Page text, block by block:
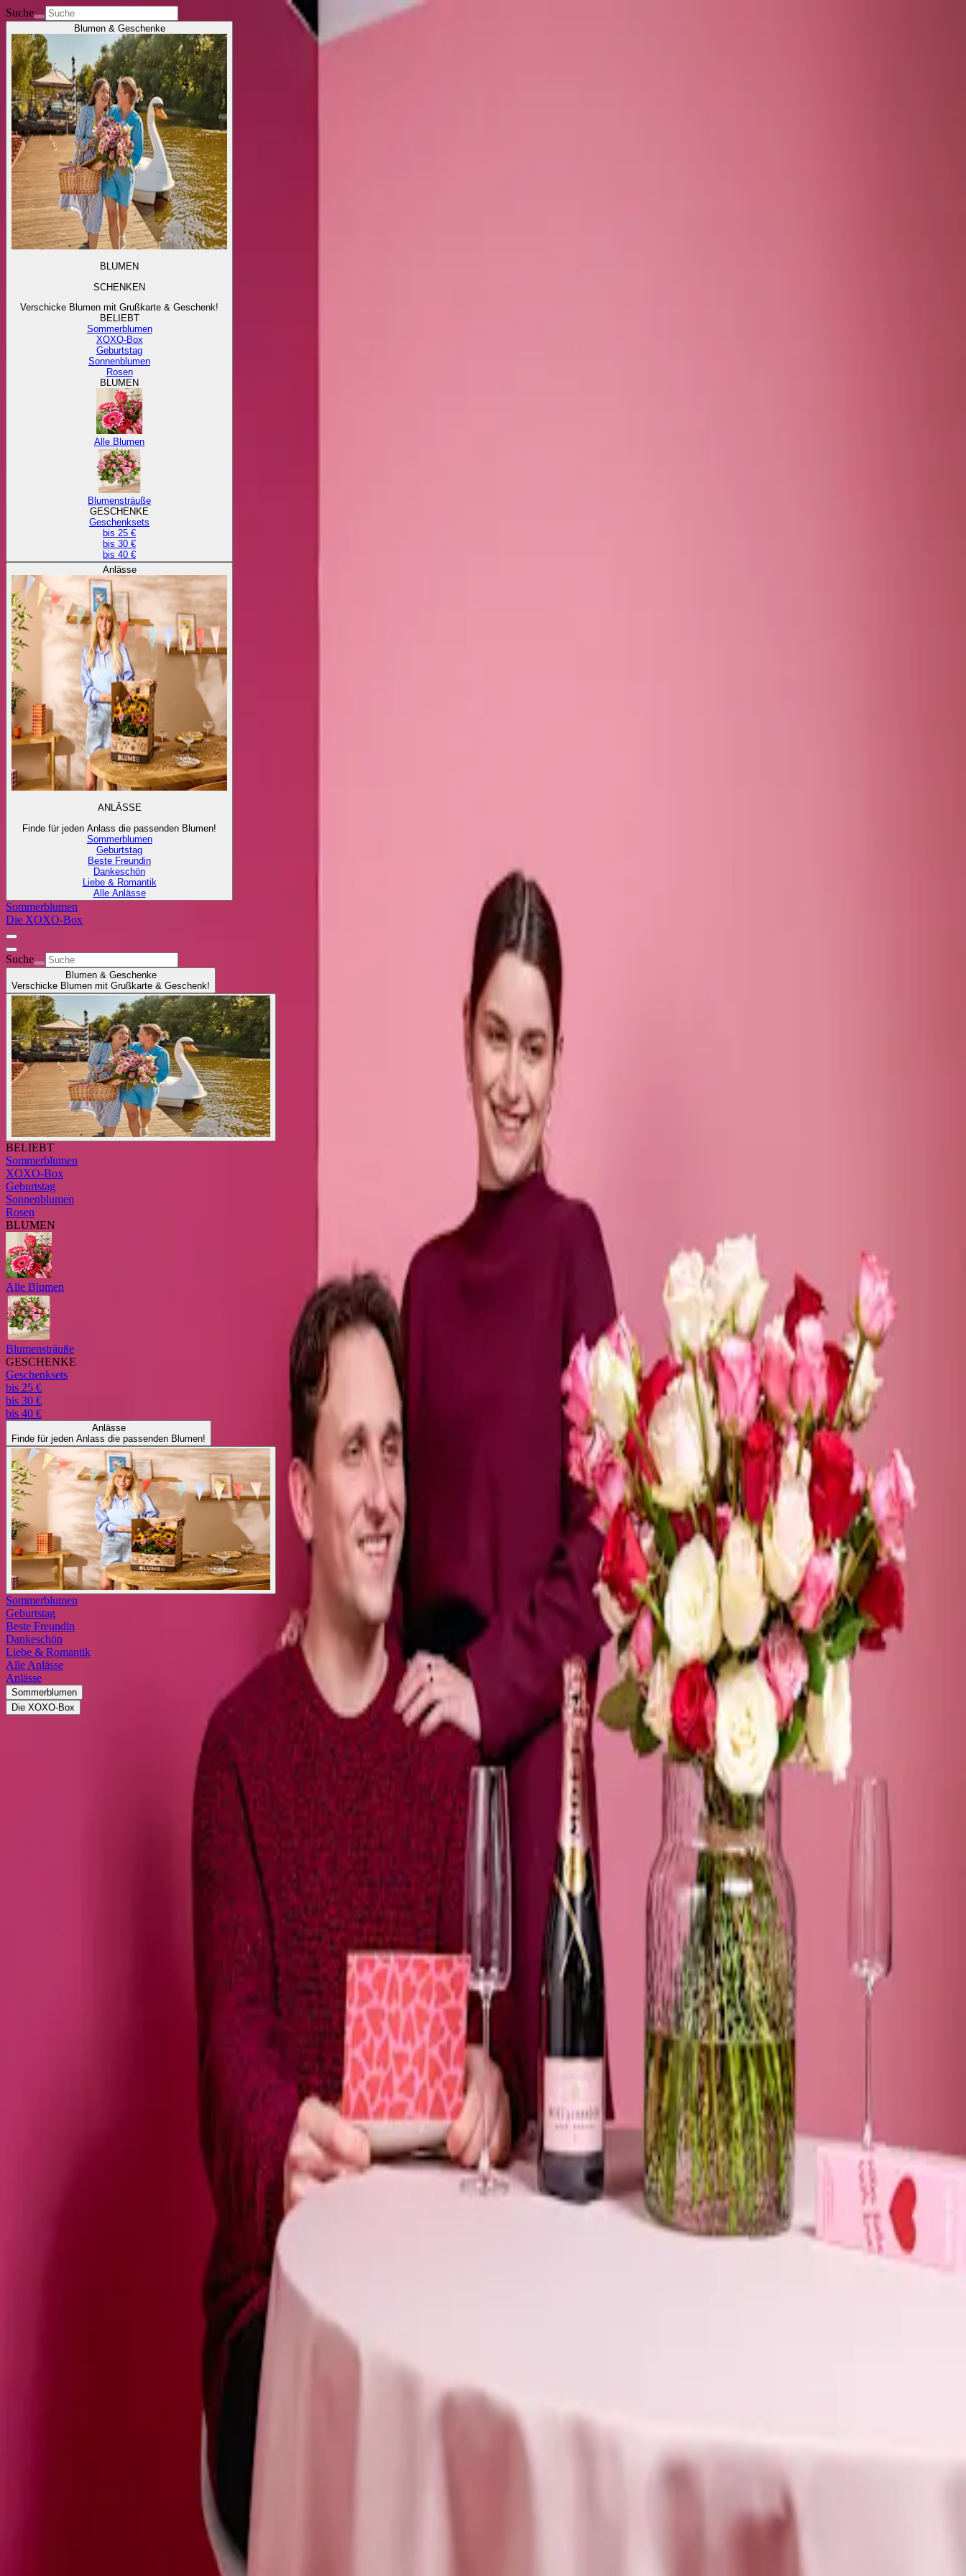
Suche
Blumen & Geschenke
BLUMEN
SCHENKEN
Verschicke Blumen mit Grußkarte & Geschenk!
BELIEBT
Sommerblumen
XOXO-Box
Geburtstag
Sonnenblumen
Rosen
BLUMEN
Alle Blumen
Blumensträuße
GESCHENKE
Geschenksets
bis 25 €
bis 30 €
bis 40 €
Anlässe
ANLÄSSE
Finde für jeden Anlass die passenden Blumen!
Sommerblumen
Geburtstag
Beste Freundin
Dankeschön
Liebe & Romantik
Alle Anlässe
Sommerblumen
Die XOXO-Box
Suche
Blumen & Geschenke
Verschicke Blumen mit Grußkarte & Geschenk!
BELIEBT
Sommerblumen
XOXO-Box
Geburtstag
Sonnenblumen
Rosen
BLUMEN
Alle Blumen
Blumensträuße
GESCHENKE
Geschenksets
bis 25 €
bis 30 €
bis 40 €
Anlässe
Finde für jeden Anlass die passenden Blumen!
Sommerblumen
Geburtstag
Beste Freundin
Dankeschön
Liebe & Romantik
Alle Anlässe
Anlässe
Sommerblumen
Die XOXO-Box
Rote Rosen Strauß - das zeitlose Geschenk
Was gibt es Schöneres als einen Strauß rote Rosen? Kaum eine andere Blume hat in Sachen Beliebtheit die Jahre so gekonnt überdauert wie die zeitlose Rose. Mit ihren dichten Blüten und leuchtenden Farben ist
Bedeutung beim Verschenken von roten Rosen
Die rote Rose ist das ultimative Zeichen der romantischen Liebe und Leidenschaft. Seit Jahrhunderten werden rote Rosen verwendet, um Gefühle von Liebe, Verlangen und Zuneigung auszudrücken. Sie sind
perfekte Geschenke für besondere Anlässe wieValentinstag
oder um einfach geliebten Menschen zu zeigen, wie sehr man sie schätzt. Ein "Ich liebe dich" drückst du zum Beispiel ganz
Rote Rosen als Strauß symbolisieren Zuneigung und Wertschätzung, aber auch Exklusivität. Aus diesem Grund erfreuen sie sich als Geschenk an Feiertagen größter Beliebtheit. Weiße Rosen stehen für Reinheit,